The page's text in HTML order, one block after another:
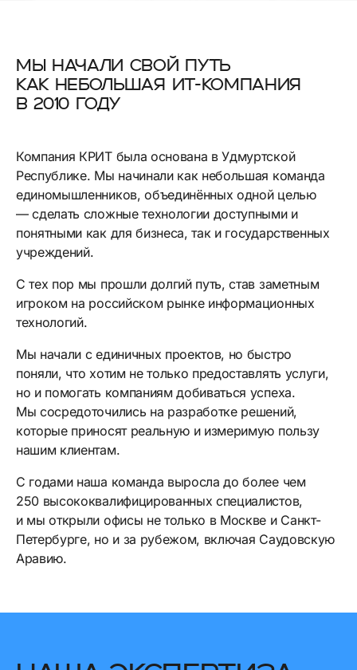
МЫ НАЧАЛИ СВОЙ ПУТЬ
КАК НЕБОЛЬШАЯ ИТ-КОМПАНИЯ
В 2010 ГОДУ
Компания КРИТ была основана в Удмуртской
Республике. Мы начинали как небольшая команда
единомышленников, объединённых одной целью
— сделать сложные технологии доступными и
понятными как для бизнеса, так и государственных
учреждений.
С тех пор мы прошли долгий путь, став заметным
игроком на российском рынке информационных
технологий.
Мы начали с единичных проектов, но быстро
поняли, что хотим не только предоставлять услуги,
но и помогать компаниям добиваться успеха.
Мы сосредоточились на разработке решений,
которые приносят реальную и измеримую пользу
нашим клиентам.
С годами наша команда выросла до более чем
250 высококвалифицированных специалистов,
и мы открыли офисы не только в Москве и Санкт-
Петербурге, но и за рубежом, включая Саудовскую
Аравию.